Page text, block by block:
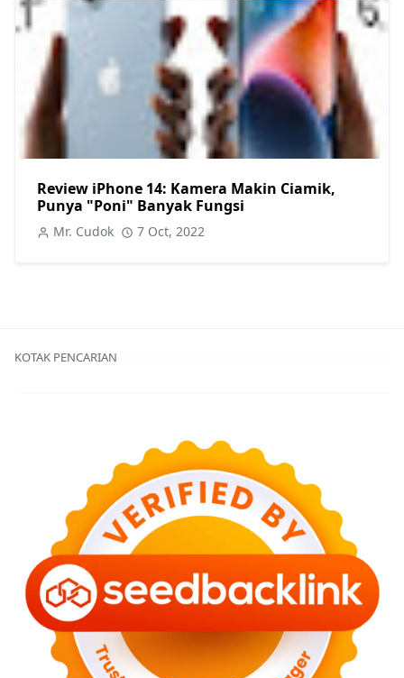
Review iPhone 14: Kamera Makin Ciamik,
Punya "Poni" Banyak Fungsi
Mr. Cudok 7 Oct, 2022
KOTAK PENCARIAN